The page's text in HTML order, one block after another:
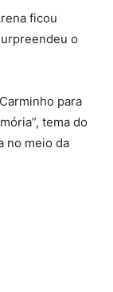
ficou
o
para
tema do
no meio da